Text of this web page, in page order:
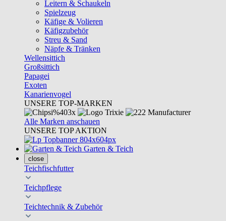
Leitern & Schaukeln
Spielzeug
Käfige & Volieren
Käfigzubehör
Streu & Sand
Näpfe & Tränken
Wellensittich
Großsittich
Papagei
Exoten
Kanarienvogel
UNSERE TOP-MARKEN
Alle Marken anschauen
UNSERE TOP AKTION
Garten & Teich
close
Teichfischfutter
Teichpflege
Teichtechnik & Zubehör